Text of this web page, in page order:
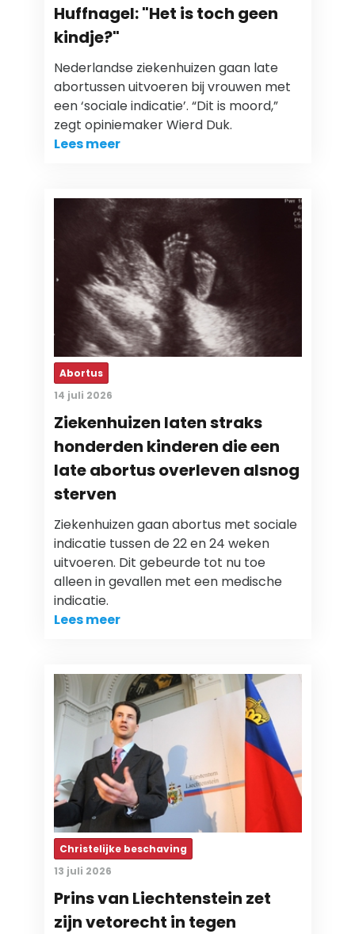
Huffnagel: "Het is toch geen
kindje?"
Nederlandse ziekenhuizen gaan late
abortussen uitvoeren bij vrouwen met
een ‘sociale indicatie’. “Dit is moord,”
zegt opiniemaker Wierd Duk.
Lees meer
Abortus
14 juli 2026
Ziekenhuizen laten straks
honderden kinderen die een
late abortus overleven alsnog
sterven
Ziekenhuizen gaan abortus met sociale
indicatie tussen de 22 en 24 weken
uitvoeren. Dit gebeurde tot nu toe
alleen in gevallen met een medische
indicatie.
Lees meer
Christelijke beschaving
13 juli 2026
Prins van Liechtenstein zet
zijn vetorecht in tegen